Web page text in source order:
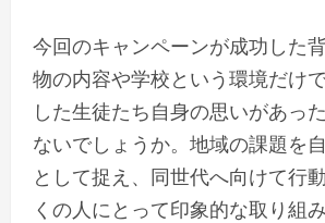
今回のキャンペーンが成功した
物の内容や学校という環境だけ
した生徒たち自身の思いがあっ
ないでしょうか。地域の課題を
として捉え、同世代へ向けて行
くの人にとって印象的な取り組